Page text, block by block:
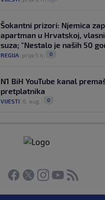
Šokantni prizori: Njemica
apartman u Hrvatskoj,
suza; "Nestalo je naših 50
REGIJA prije 5 h 0
N1 BiH YouTube kanal
pretplatnika
VIJESTI 6. aug. 0